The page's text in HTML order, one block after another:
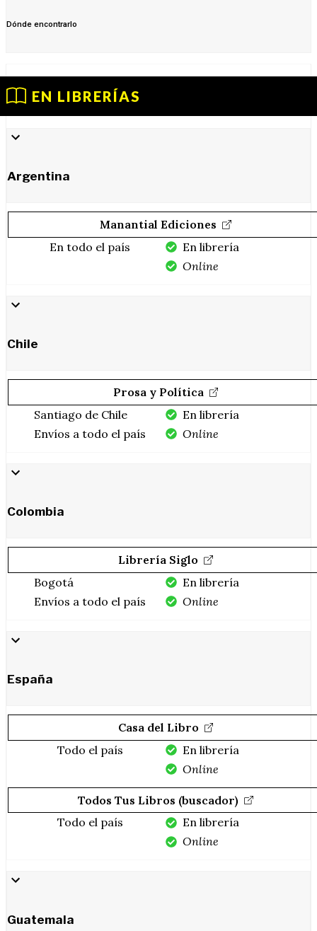
Dónde encontrarlo
EN LIBRERÍAS
Argentina
Manantial Ediciones
En todo el país
En librería
Online
Chile
Prosa y Política
Santiago de Chile
Envíos a todo el país
En librería
Online
Colombia
Librería Siglo
Bogotá
Envíos a todo el país
En librería
Online
España
Casa del Libro
Todo el país
En librería
Online
Todos Tus Libros (buscador)
Todo el país
En librería
Online
Guatemala